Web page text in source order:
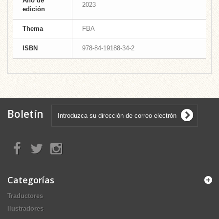
edición
2023
Thema FBA
ISBN 978-84-19188-34-2
Boletín
Categorías
Traductores
Ilustradores